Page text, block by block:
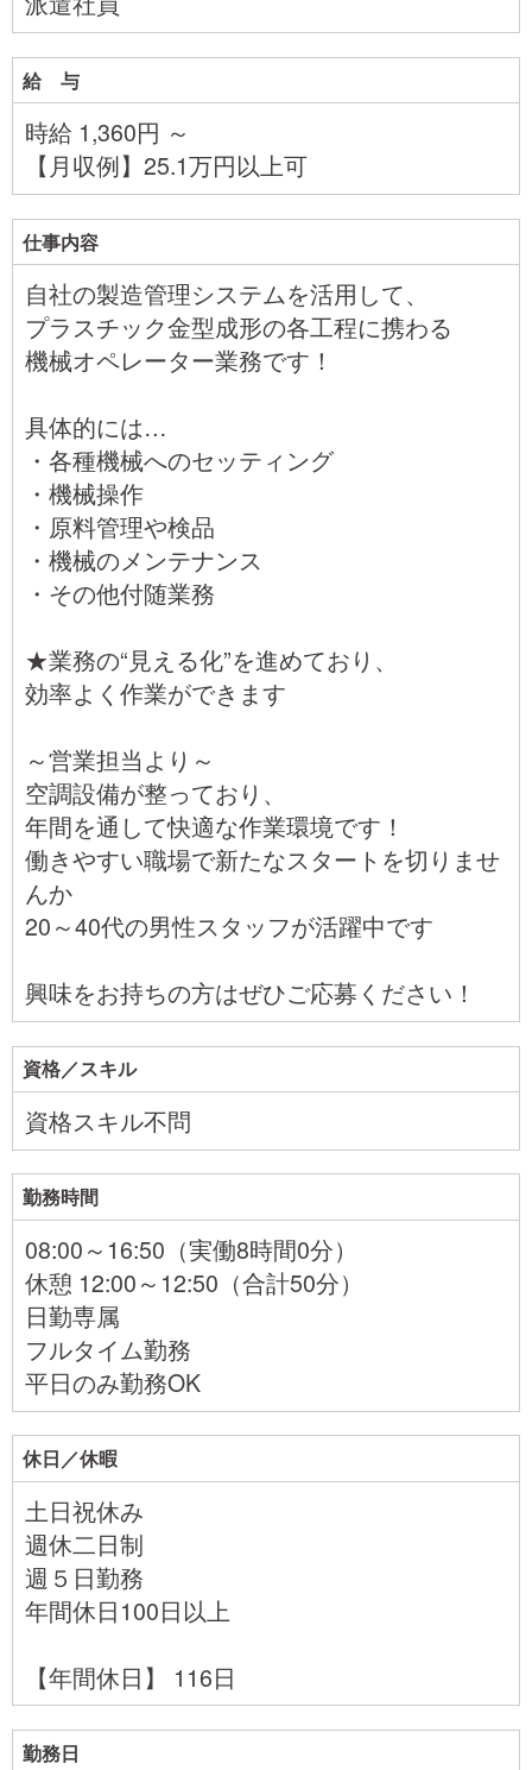
給 与
時給 1,360円 ～
【月収例】25.1万円以上可
仕事内容
自社の製造管理システムを活用して、
プラスチック金型成形の各工程に携わる
機械オペレーター業務です！
具体的には…
・各種機械へのセッティング
・機械操作
・原料管理や検品
・機械のメンテナンス
・その他付随業務
★業務の“見える化”を進めており、
効率よく作業ができます
～営業担当より～
空調設備が整っており、
年間を通して快適な作業環境です！
働きやすい職場で新たなスタートを切りませ
んか
20～40代の男性スタッフが活躍中です
興味をお持ちの方はぜひご応募ください！
資格／スキル
資格スキル不問
勤務時間
08:00～16:50（実働8時間0分）
休憩 12:00～12:50（合計50分）
日勤専属
フルタイム勤務
平日のみ勤務OK
休日／休暇
土日祝休み
週休二日制
週５日勤務
年間休日100日以上
【年間休日】 116日
勤務日